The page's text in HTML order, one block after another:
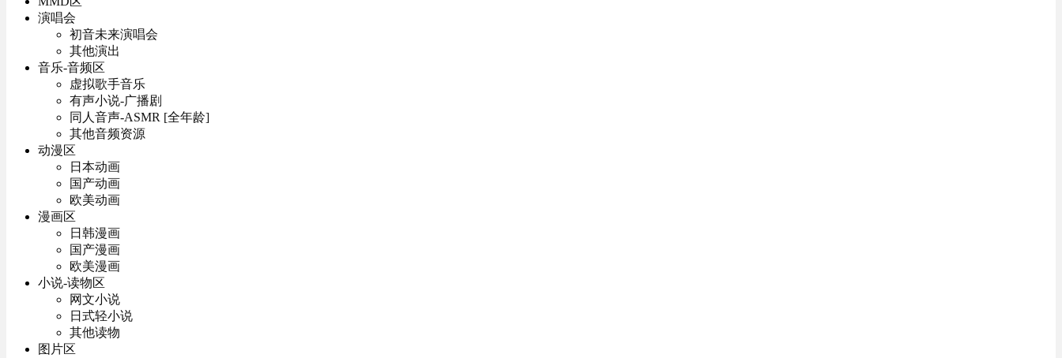
演唱会
初音未来演唱会
其他演出
音乐-音频区
虚拟歌手音乐
有声小说-广播剧
同人音声-ASMR [全年龄]
其他音频资源
动漫区
日本动画
国产动画
欧美动画
漫画区
日韩漫画
国产漫画
欧美漫画
小说-读物区
网文小说
日式轻小说
其他读物
图片区